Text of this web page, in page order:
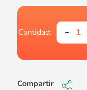
Compartir